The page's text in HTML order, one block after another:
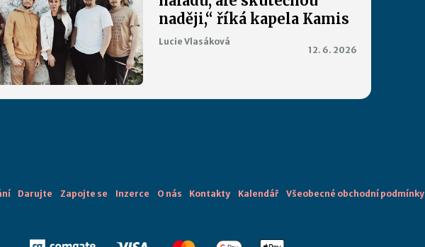
naději,“ říká kapela Kamis
Lucie Vlasáková
12. 6. 2026
Darujte Zapojte se Inzerce O nás Kontakty Kalendář Všeobecné obchodní podmínky